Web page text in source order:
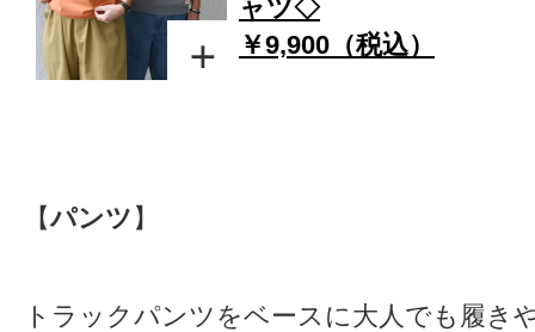
ャツ◇
￥9,900（税込）
【パンツ 】
トラックパンツをベースに大人でも履き